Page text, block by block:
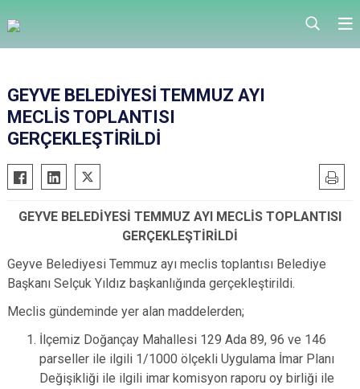
GEYVE BELEDİYESİ TEMMUZ AYI
MECLİS TOPLANTISI
GERÇEKLEŞTİRİLDİ
GEYVE BELEDİYESİ TEMMUZ AYI MECLİS TOPLANTISI
GERÇEKLEŞTİRİLDİ
Geyve Belediyesi Temmuz ayı meclis toplantısı Belediye
Başkanı Selçuk Yıldız başkanlığında gerçekleştirildi.
Meclis gündeminde yer alan maddelerden;
İlçemiz Doğançay Mahallesi 129 Ada 89, 96 ve 146
parseller ile ilgili 1/1000 ölçekli Uygulama İmar Planı
Değişikliği ile ilgili imar komisyon raporu oy birliği ile